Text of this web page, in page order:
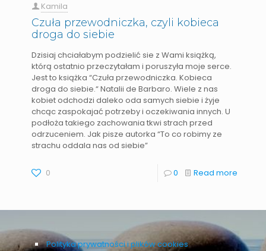
Kamila
Czuła przewodniczka, czyli kobieca
droga do siebie
Dzisiaj chciałabym podzielić sie z Wami książką,
którą ostatnio przeczytałam i poruszyła moje serce.
Jest to książka “Czuła przewodniczka. Kobieca
droga do siebie.“ Natalii de Barbaro. Wiele z nas
kobiet odchodzi daleko oda samych siebie i żyje
chcąc zaspokajać potrzeby i oczekiwania innych. U
podłoża takiego zachowania tkwi strach przed
odrzuceniem. Jak pisze autorka “To co robimy ze
strachu oddala nas od siebie”
0 0 Read more
Polityka prywatności i plików cookies